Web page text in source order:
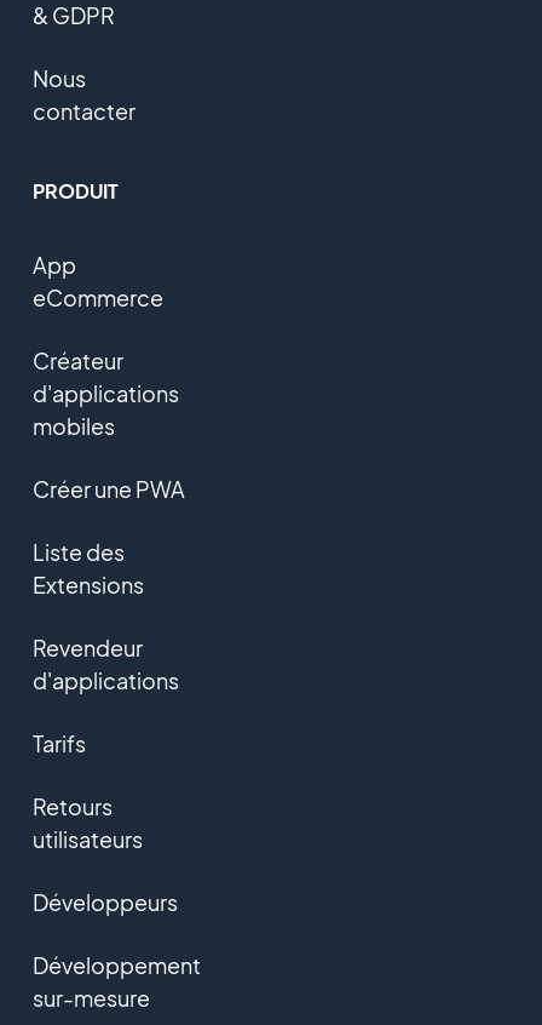
& GDPR
Nous
contacter
PRODUIT
App
eCommerce
Créateur
d'applications
mobiles
Créer une PWA
Liste des
Extensions
Revendeur
d'applications
Tarifs
Retours
utilisateurs
Développeurs
Développement
sur-mesure